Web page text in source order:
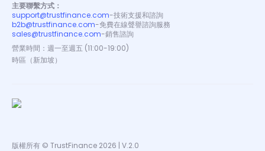
主要聯繫方式：
support@trustfinance.com-技術支援和諮詢
b2b@trustfinance.com-免費在線聲譽諮詢服務
sales@trustfinance.com-銷售諮詢
營業時間：週一至週五 (11:00-19:00)
時區（新加坡）
版權所有 © TrustFinance 2026 | V.2.0